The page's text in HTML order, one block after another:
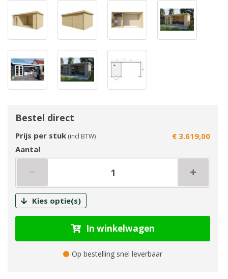
Bestel direct
Prijs per stuk (incl BTW)
€ 3.619,00
Aantal
Kies optie(s)
In winkelwagen
Op bestelling snel leverbaar